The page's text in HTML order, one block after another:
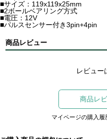
■サイズ：119x119x25mm
■2ボールベアリング方式
■電圧：12V
■パルスセンサー付き3pin+4pin
商品レビュー
レビュー
商品レ
マイページの購入